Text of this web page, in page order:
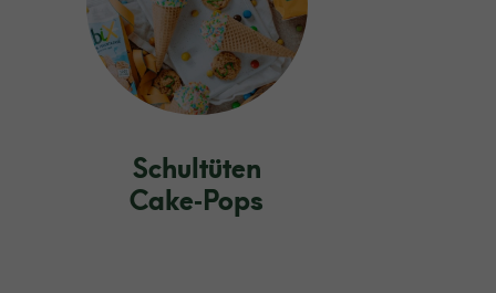
Schultüten
Cake‑Pops